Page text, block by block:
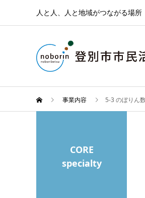
人と人、人と地域がつながる場所
事業内容 5-3 のぼりん
CORE
specialty